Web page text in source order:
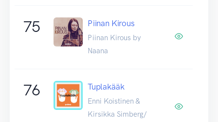
75 Piinan Kirous
Piinan Kirous by
Naana
76 Tuplakääk
Enni Koistinen &
Kirsikka Simberg/